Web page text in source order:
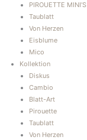
PIROUETTE MINI’S
Taublatt
Von Herzen
Eisblume
Mico
Kollektion
Diskus
Cambio
Blatt-Art
Pirouette
Taublatt
Von Herzen